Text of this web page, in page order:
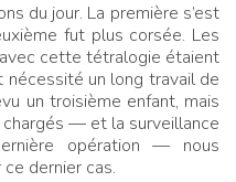
du jour. La première s’est
fut plus corsée. Les
cette tétralogie étaient
nécessité un long travail de
un troisième enfant, mais
chargés — et la surveillance
opération — nous
dernier cas.